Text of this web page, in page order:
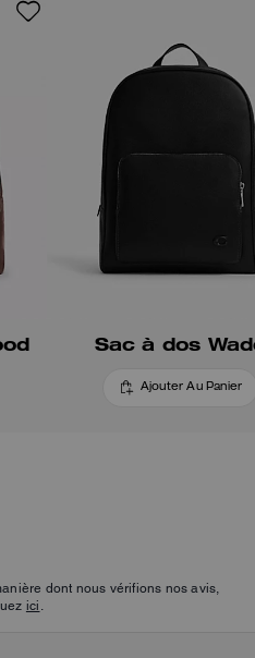
Featuring interior organization
convenient outside zip pocket
for easy access to essentials.
Sac à dos
Ajouter Au Panier
dont nous vérifions nos avis,
ici